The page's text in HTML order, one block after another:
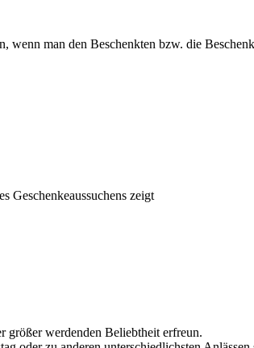
wenn man den Beschenkten bzw. die
Geschenkeaussuchens zeigt
größer werdenden Beliebtheit erfreun.